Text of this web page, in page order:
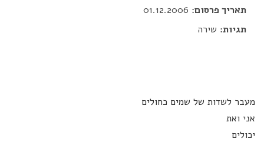
תאריך פרסום:
תגיות: שירה
מעבר לשדות של שמים כחולים
אני ואת
יכולים